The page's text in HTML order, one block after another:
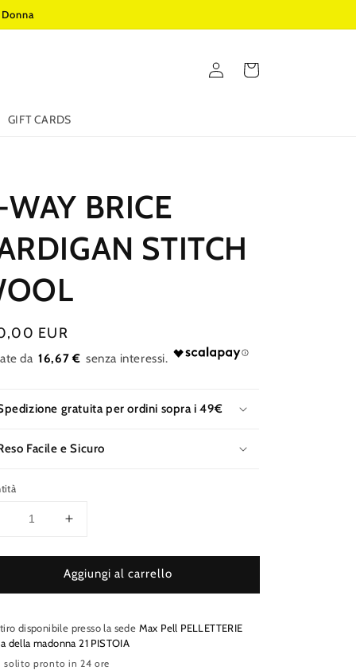
GIFT CARDS
Accedi Carrello
WAY BRICE
STITCH
EUR
16,67 €
gratuita per ordini sopra i 49€
Facile e Sicuro
Diminuisci
Aumenta
per
K-
WAY
CARDIGAN
STITCH
WOOL
Aggiungi al carrello
disponibile presso la sede Max Pell PELLETTERIE
della madonna 21 PISTOIA
solito pronto in 24 ore